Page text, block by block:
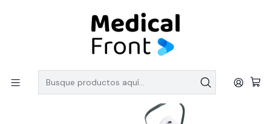
PEDIDOS SOBRE $150.000 CON ENVIO GRATIS
Inicio
LINEA DESCARTABLES
Mascarilla Venturi Adulto 210cm